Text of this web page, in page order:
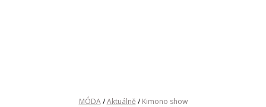
MÓDA / Aktuálně / Kimono show